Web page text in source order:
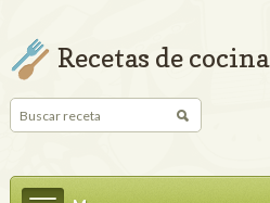
Recetas de cocina